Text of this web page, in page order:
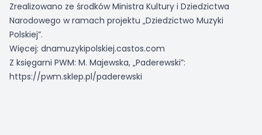
Zrealizowano ze środków Ministra Kultury i Dziedzictwa
Narodowego w ramach projektu „Dziedzictwo Muzyki
Polskiej”.
Więcej: dnamuzykipolskiej.castos.com
Z księgarni PWM: M. Majewska, „Paderewski”:
https://pwm.sklep.pl/paderewski